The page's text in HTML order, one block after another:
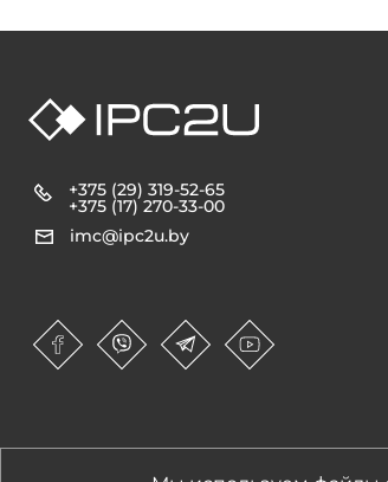
+375 (29) 319-52-65
+375 (17) 270-33-00
imc@ipc2u.by